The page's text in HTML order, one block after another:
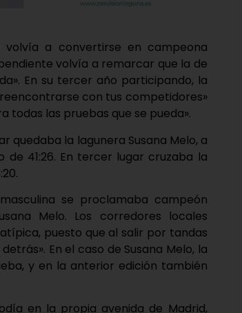
a convertirse en campeona
volvía a remarcar que la de
En su tercer año participando, la
con tus competidores»
todas las pruebas que se pueda».
quedaba la lagunera Susana Melo, a
41:26. En tercer lugar cruzaba la
se proclamaba campeón
Melo. Los corredores locales
puesto que al salir por tandas
En el caso de Susana Melo, la
y en la anterior edición también
en la propia avenida de Madrid,